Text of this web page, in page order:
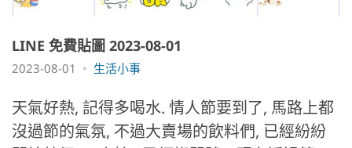
LINE 免費貼圖 2023-08-01
2023-08-01 生活小事
天氣好熱, 記得多喝水. 情人節要到了, 馬路上都
沒過節的氣氛, 不過大賣場的飲料們, 已經紛紛